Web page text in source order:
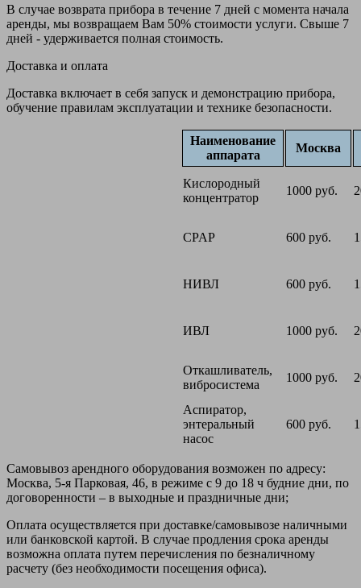
В случае возврата прибора в течение 7 дней с момента начала
аренды, мы возвращаем Вам 50% стоимости услуги. Свыше 7
дней - удерживается полная стоимость.
Доставка и оплата
Доставка включает в себя запуск и демонстрацию прибора,
обучение правилам эксплуатации и технике безопасности.
Наименование
аппарата
Москва
Кислородный
концентратор
1000 руб.
CPAP 600 руб.
НИВЛ 600 руб.
ИВЛ 1000 руб.
Откашливатель,
вибросистема
1000 руб.
Аспиратор,
энтеральный
насос
600 руб.
Самовывоз арендного оборудования возможен по адресу:
Москва, 5-я Парковая, 46, в режиме с 9 до 18 ч будние дни, по
договоренности – в выходные и праздничные дни;
Оплата осуществляется при доставке/самовывозе наличными
или банковской картой. В случае продления срока аренды
возможна оплата путем перечисления по безналичному
расчету (без необходимости посещения офиса).